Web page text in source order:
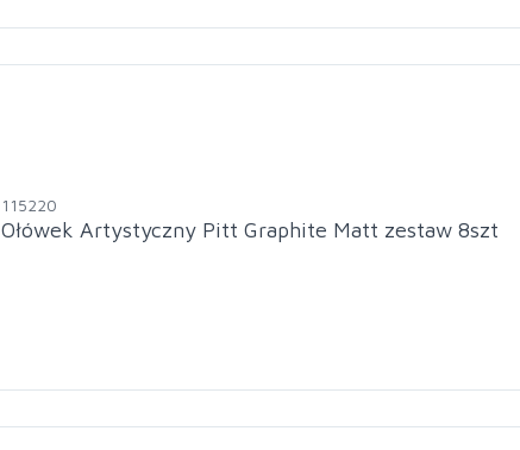
115220
Ołówek Artystyczny Pitt Graphite Matt zestaw 8szt